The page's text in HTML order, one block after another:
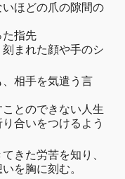
ほどの爪の隙間の
た指先
まれた顔や手のシ
相手を気遣う言
とのできない人生
合いをつけるよう
きた労苦を知り、
を胸に刻む。